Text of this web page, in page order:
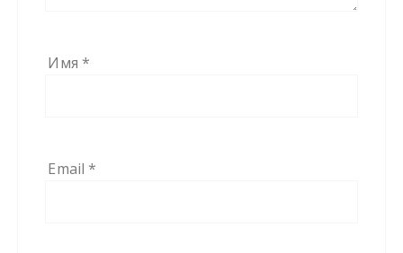
Имя*
Email*